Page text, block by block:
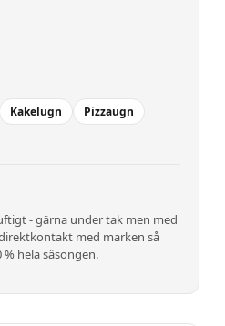
Kakelugn
Pizzaugn
- gärna under tak men med
med marken så
hela säsongen.